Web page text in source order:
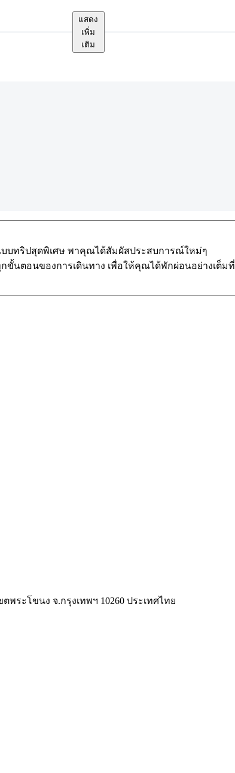
แสดง
เพิ่ม
เติม
บบทริปสุดพิเศษ พาคุณได้สัมผัสประสบการณ์ใหม่ๆ
กขั้นตอนของการเดินทาง เพื่อให้คุณได้พักผ่อนอย่างเต็มที่
ระโขนง จ.กรุงเทพฯ 10260 ประเทศไทย